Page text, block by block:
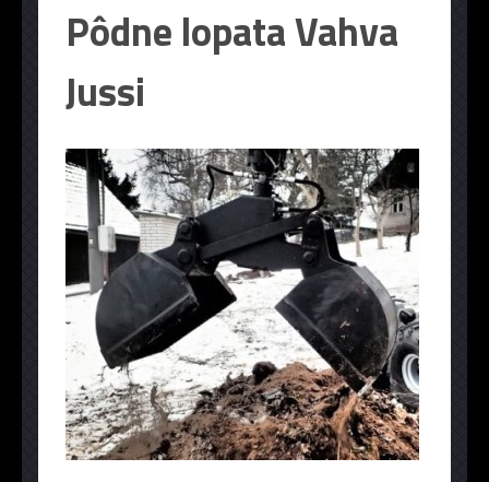
Pôdne lopata Vahva
Jussi